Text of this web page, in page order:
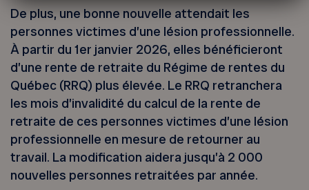
De plus, une bonne nouvelle attendait les
personnes victimes d’une lésion professionnelle.
À partir du 1er janvier 2026, elles bénéficieront
d’une rente de retraite du Régime de rentes du
Québec (RRQ) plus élevée. Le RRQ retranchera
les mois d’invalidité du calcul de la rente de
retraite de ces personnes victimes d’une lésion
professionnelle en mesure de retourner au
travail. La modification aidera jusqu’à 2 000
nouvelles personnes retraitées par année.